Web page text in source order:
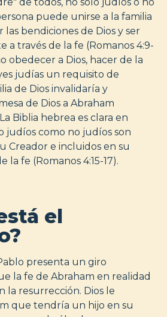
puede unirse a la familia
las bendiciones de Dios y ser
a través de la fe (Romanos 4:9-
obedecer a Dios, hacer de la
judías un requisito de
de Dios invalidaría y
de Dios a Abraham
Biblia hebrea es clara en
judíos como no judíos son
Creador e incluidos en su
la fe (Romanos 4:15-17).
el
presenta un giro
la fe de Abraham en realidad
la resurrección. Dios le
que tendría un hijo en su